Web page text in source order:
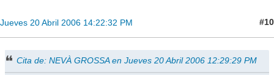
Jueves 20 Abril 2006 14:22:32 PM #10
Cita de: NEVÀ GROSSA en Jueves 20 Abril 2006 12:29:29 PM